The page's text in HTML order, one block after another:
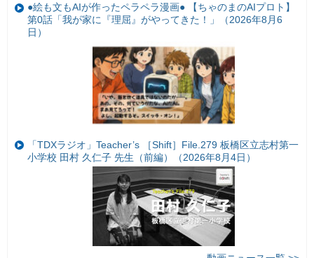
●絵も文もAIが作ったペラペラ漫画● 【ちゃのまのAIプロト】
第0話「我が家に『理屈』がやってきた！」（2026年8月6
日）
「TDXラジオ」Teacher’s ［Shift］File.279 板橋区立志村第一
小学校 田村 久仁子 先生（前編）（2026年8月4日）